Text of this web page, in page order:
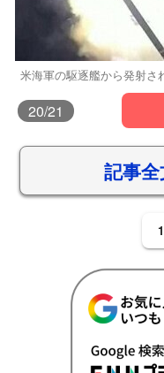
米海軍の駆逐艦から発射さ
20/21
記事
1